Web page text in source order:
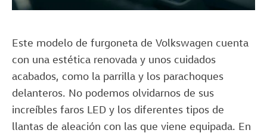
Este modelo de furgoneta de Volkswagen cuenta
con una estética renovada y unos cuidados
acabados, como la parrilla y los parachoques
delanteros. No podemos olvidarnos de sus
increíbles faros LED y los diferentes tipos de
llantas de aleación con las que viene equipada. En